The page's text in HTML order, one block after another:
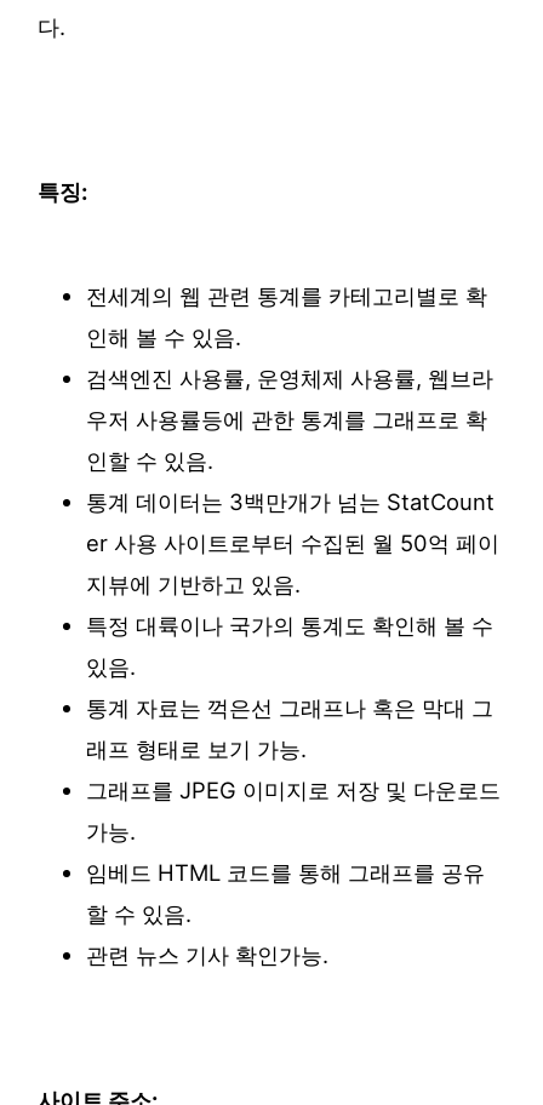
다.
특징:
전세계의 웹 관련 통계를 카테고리별로 확
인해 볼 수 있음.
검색엔진 사용률, 운영체제 사용률, 웹브라
우저 사용률등에 관한 통계를 그래프로 확
인할 수 있음.
통계 데이터는 3백만개가 넘는 StatCount
er 사용 사이트로부터 수집된 월 50억 페이
지뷰에 기반하고 있음.
특정 대륙이나 국가의 통계도 확인해 볼 수
있음.
통계 자료는 꺽은선 그래프나 혹은 막대 그
래프 형태로 보기 가능.
그래프를 JPEG 이미지로 저장 및 다운로드
가능.
임베드 HTML 코드를 통해 그래프를 공유
할 수 있음.
관련 뉴스 기사 확인가능.